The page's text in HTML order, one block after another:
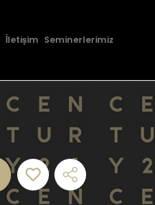
İletişim Seminerlerimiz